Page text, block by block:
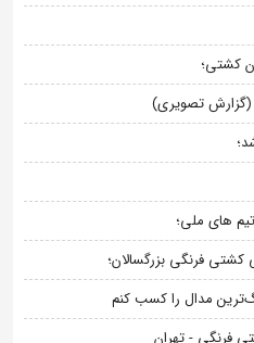
کشتی؛
(گزارش تصویری)
فرنگی بزرگسالان؛
مدال را کسب کنم